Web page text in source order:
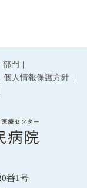
部門
個人情報保護方針
番1号